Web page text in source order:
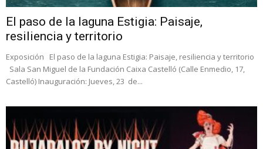
El paso de la laguna Estigia: Paisaje,
resiliencia y territorio
Exposición El paso de la laguna Estigia: Paisaje, resiliencia y territorio
Sala San Miguel de la Fundación Caixa Castelló (Calle Enmedio, 17,
Castelló) Inauguración: Jueves, 23 de...